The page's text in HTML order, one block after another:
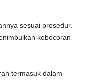
sesuai prosedur.
kebocoran
termasuk dalam